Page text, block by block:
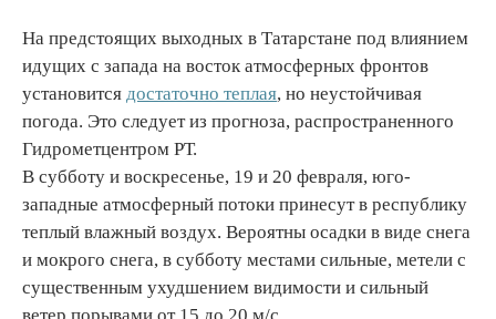
На предстоящих выходных в Татарстане под влиянием
идущих с запада на восток атмосферных фронтов
установится достаточно теплая, но неустойчивая
погода. Это следует из прогноза, распространенного
Гидрометцентром РТ.
В субботу и воскресенье, 19 и 20 февраля, юго-
западные атмосферный потоки принесут в республику
теплый влажный воздух. Вероятны осадки в виде снега
и мокрого снега, в субботу местами сильные, метели с
существенным ухудшением видимости и сильный